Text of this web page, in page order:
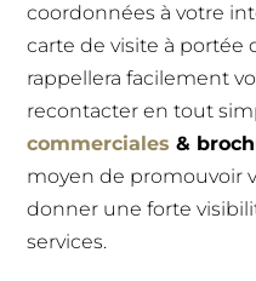
coordonnées à votre
carte de visite à portée
rappellera facilement
recontacter en tout
commerciales &
moyen de promouvoir
donner une forte
services.